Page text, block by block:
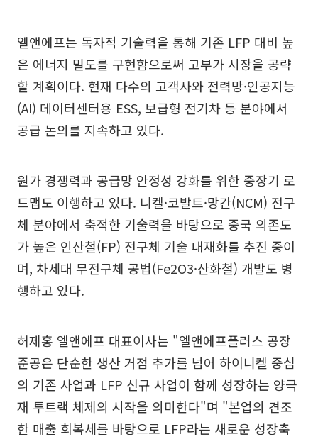
엘앤에프는 독자적 기술력을 통해 기존 LFP 대비 높
은 에너지 밀도를 구현함으로써 고부가 시장을 공략
할 계획이다. 현재 다수의 고객사와 전력망·인공지능
(AI) 데이터센터용 ESS, 보급형 전기차 등 분야에서
공급 논의를 지속하고 있다.
원가 경쟁력과 공급망 안정성 강화를 위한 중장기 로
드맵도 이행하고 있다. 니켈·코발트·망간(NCM) 전구
체 분야에서 축적한 기술력을 바탕으로 중국 의존도
가 높은 인산철(FP) 전구체 기술 내재화를 추진 중이
며, 차세대 무전구체 공법(Fe2O3·산화철) 개발도 병
행하고 있다.
허제홍 엘앤에프 대표이사는 "엘앤에프플러스 공장
준공은 단순한 생산 거점 추가를 넘어 하이니켈 중심
의 기존 사업과 LFP 신규 사업이 함께 성장하는 양극
재 투트랙 체제의 시작을 의미한다"며 "본업의 견조
한 매출 회복세를 바탕으로 LFP라는 새로운 성장축